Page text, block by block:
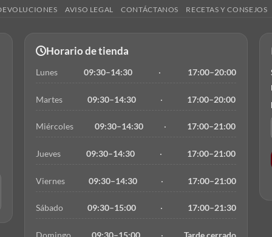
AVISO LEGAL CONTÁCTANOS RECETAS Y CONSEJOS
Horario de tienda
Lunes 09:30–14:30 · 17:00–20:00
Martes 09:30–14:30 · 17:00–20:00
Miércoles 09:30–14:30 · 17:00–21:00
Jueves 09:30–14:30 · 17:00–21:00
Viernes 09:30–14:30 · 17:00–21:00
Sábado 09:30–15:00 · 17:00–21:30
Domingo 09:30–15:00 · Tarde cerrado